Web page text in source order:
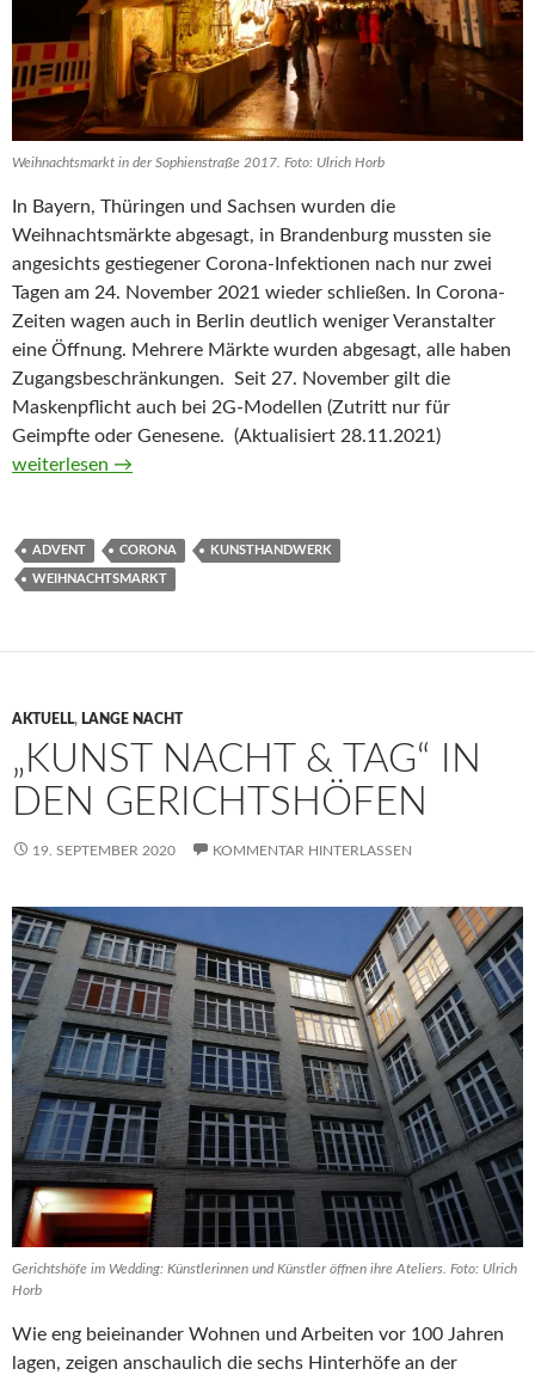
Weihnachtsmarkt in der Sophienstraße 2017. Foto: Ulrich Horb
In Bayern, Thüringen und Sachsen wurden die
Weihnachtsmärkte abgesagt, in Brandenburg mussten sie
angesichts gestiegener Corona-Infektionen nach nur zwei
Tagen am 24. November 2021 wieder schließen. In Corona-
Zeiten wagen auch in Berlin deutlich weniger Veranstalter
eine Öffnung. Mehrere Märkte wurden abgesagt, alle haben
Zugangsbeschränkungen. Seit 27. November gilt die
Maskenpflicht auch bei 2G-Modellen (Zutritt nur für
Geimpfte oder Genesene. (Aktualisiert 28.11.2021)
Weihnachtsmärkte in Corona-Zeiten
weiterlesen →
ADVENT CORONA KUNSTHANDWERK
WEIHNACHTSMARKT
AKTUELL, LANGE NACHT
„KUNST NACHT & TAG“ IN
DEN GERICHTSHÖFEN
19. SEPTEMBER 2020 KOMMENTAR HINTERLASSEN
Gerichtshöfe im Wedding: Künstlerinnen und Künstler öffnen ihre Ateliers. Foto: Ulrich
Horb
Wie eng beieinander Wohnen und Arbeiten vor 100 Jahren
lagen, zeigen anschaulich die sechs Hinterhöfe an der